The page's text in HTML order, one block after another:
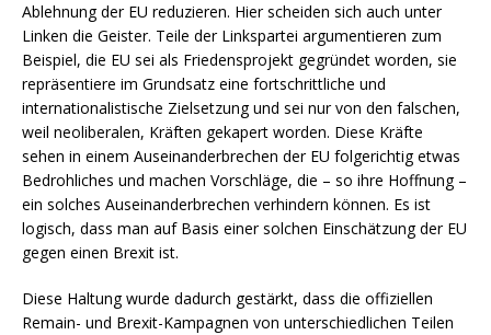
Ablehnung der EU reduzieren. Hier scheiden sich auch unter
Linken die Geister. Teile der Linkspartei argumentieren zum
Beispiel, die EU sei als Friedensprojekt gegründet worden, sie
repräsentiere im Grundsatz eine fortschrittliche und
internationalistische Zielsetzung und sei nur von den falschen,
weil neoliberalen, Kräften gekapert worden. Diese Kräfte
sehen in einem Auseinanderbrechen der EU folgerichtig etwas
Bedrohliches und machen Vorschläge, die – so ihre Hoffnung –
ein solches Auseinanderbrechen verhindern können. Es ist
logisch, dass man auf Basis einer solchen Einschätzung der EU
gegen einen Brexit ist.
Diese Haltung wurde dadurch gestärkt, dass die offiziellen
Remain- und Brexit-Kampagnen von unterschiedlichen Teilen